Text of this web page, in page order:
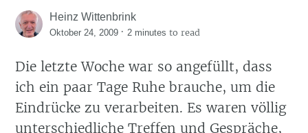
Heinz Wittenbrink
Oktober 24, 2009 ·2 minutes to read
Die letzte Woche war so angefüllt, dass
ich ein paar Tage Ruhe brauche, um die
Eindrücke zu verarbeiten. Es waren völlig
unterschiedliche Treffen und Gespräche,